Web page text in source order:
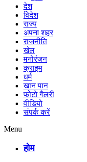
देश
विदेश
राज्य
अपना शहर
राजनीति
खेल
मनोरंजन
क्राइम
धर्म
खान पान
फोटो गैलरी
वीडियो
संपर्क करें
Menu
होम